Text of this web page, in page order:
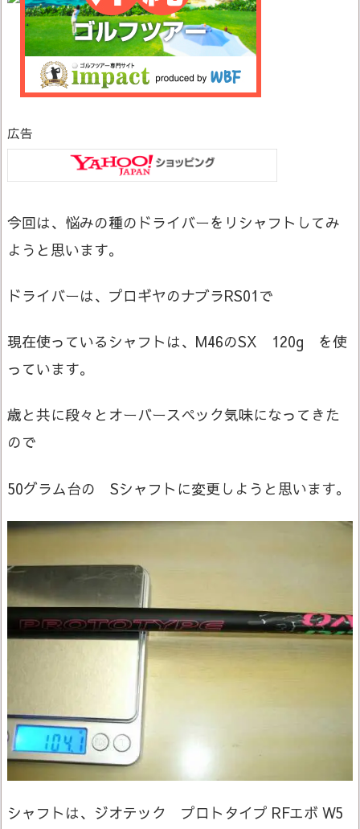
広告
今回は、悩みの種のドライバーをリシャフトしてみ
ようと思います。
ドライバーは、プロギヤのナブラRS01で
現在使っているシャフトは、M46のSX 120g を使
っています。
歳と共に段々とオーバースペック気味になってきた
ので
50グラム台の Sシャフトに変更しようと思います。
シャフトは、ジオテック プロトタイプ RFエボ W5